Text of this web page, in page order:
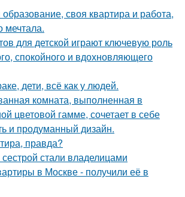
своя квартира и работа,
мечтала.
для детской играют ключевую роль
спокойного и вдохновляющего
дети, всё как у людей.
комната, выполненная в
цветовой гамме, сочетает в себе
и продуманный дизайн.
правда?
стали владелицами
в Москве - получили её в